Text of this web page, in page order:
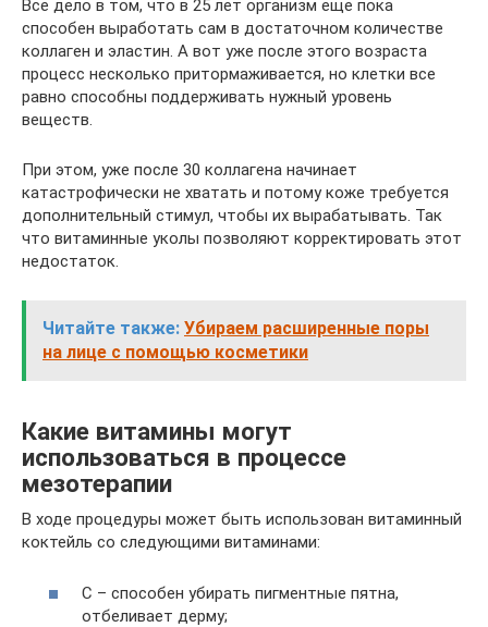
Все дело в том, что в 25 лет организм еще пока
способен выработать сам в достаточном количестве
коллаген и эластин. А вот уже после этого возраста
процесс несколько притормаживается, но клетки все
равно способны поддерживать нужный уровень
веществ.
При этом, уже после 30 коллагена начинает
катастрофически не хватать и потому коже требуется
дополнительный стимул, чтобы их вырабатывать. Так
что витаминные уколы позволяют корректировать этот
недостаток.
Читайте также: Убираем расширенные поры
на лице с помощью косметики
Какие витамины могут
использоваться в процессе
мезотерапии
В ходе процедуры может быть использован витаминный
коктейль со следующими витаминами:
С – способен убирать пигментные пятна,
отбеливает дерму;